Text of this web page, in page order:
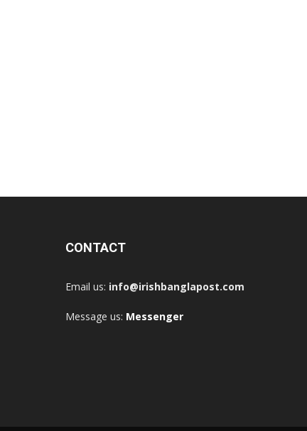
CONTACT
Email us: info@irishbanglapost.com
Message us: Messenger